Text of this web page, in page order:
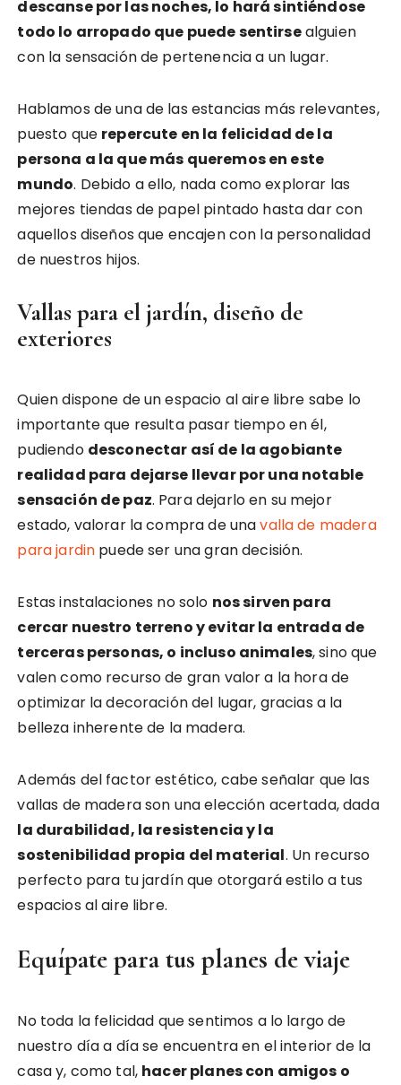
descanse por las noches, lo hará sintiéndose
todo lo arropado que puede sentirsealguien
con la sensación de pertenencia a un lugar.
Hablamos de una de las estancias más relevantes,
puesto que repercute en la felicidad de la
persona a la que más queremos en este
mundo. Debido a ello, nada como explorar las
mejores tiendas de papel pintado hasta dar con
aquellos diseños que encajen con la personalidad
de nuestros hijos.
Vallas para el jardín, diseño de
exteriores
Quien dispone de un espacio al aire libre sabe lo
importante que resulta pasar tiempo en él,
pudiendo desconectar así de la agobiante
realidad para dejarse llevar por una notable
sensación de paz. Para dejarlo en su mejor
estado, valorar la compra de unavalla de madera
para jardin puede ser una gran decisión.
Estas instalaciones no solo nos sirven para
cercar nuestro terreno y evitar la entrada de
terceras personas, o incluso animales, sino que
valen como recurso de gran valor a la hora de
optimizar la decoración del lugar, gracias a la
belleza inherente de la madera.
Además del factor estético, cabe señalar que las
vallas de madera son una elección acertada, dada
la durabilidad, la resistencia y la
sostenibilidad propia del material. Un recurso
perfecto para tu jardín que otorgará estilo a tus
espacios al aire libre.
Equípate para tus planes de viaje
No toda la felicidad que sentimos a lo largo de
nuestro día a día se encuentra en el interior de la
casa y, como tal, hacer planes con amigos o